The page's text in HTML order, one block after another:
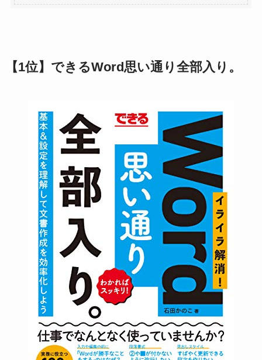
【1位】できるWord思い通り全部入り。